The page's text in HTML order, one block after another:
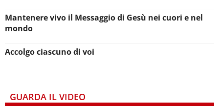
Mantenere vivo il Messaggio di Gesù nei cuori e nel
mondo
Accolgo ciascuno di voi
GUARDA IL VIDEO